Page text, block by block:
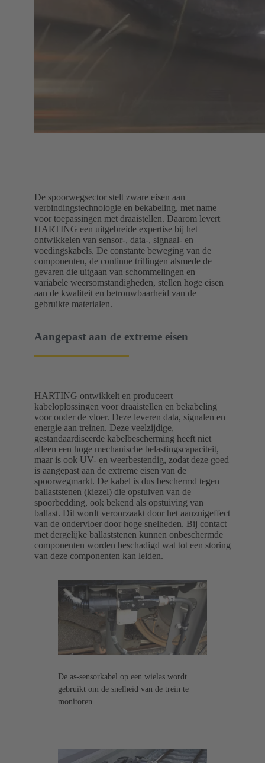
De spoorwegsector stelt zware eisen aan
verbindingstechnologie en bekabeling, met name
voor toepassingen met draaistellen. Daarom levert
HARTING een uitgebreide expertise bij het
ontwikkelen van sensor-, data-, signaal- en
voedingskabels. De constante beweging van de
componenten, de continue trillingen alsmede de
gevaren die uitgaan van schommelingen en
variabele weersomstandigheden, stellen hoge eisen
aan de kwaliteit en betrouwbaarheid van de
gebruikte materialen.
Aangepast aan de extreme eisen
HARTING ontwikkelt en produceert
kabeloplossingen voor draaistellen en bekabeling
voor onder de vloer. Deze leveren data, signalen en
energie aan treinen. Deze veelzijdige,
gestandaardiseerde kabelbescherming heeft niet
alleen een hoge mechanische belastingscapaciteit,
maar is ook UV- en weerbestendig, zodat deze goed
is aangepast aan de extreme eisen van de
spoorwegmarkt. De kabel is dus beschermd tegen
ballaststenen (kiezel) die opstuiven van de
spoorbedding, ook bekend als opstuiving van
ballast. Dit wordt veroorzaakt door het aanzuigeffect
van de ondervloer door hoge snelheden. Bij contact
met dergelijke ballaststenen kunnen onbeschermde
componenten worden beschadigd wat tot een storing
van deze componenten kan leiden.
De as-sensorkabel op een wielas wordt
gebruikt om de snelheid van de trein te
monitoren.